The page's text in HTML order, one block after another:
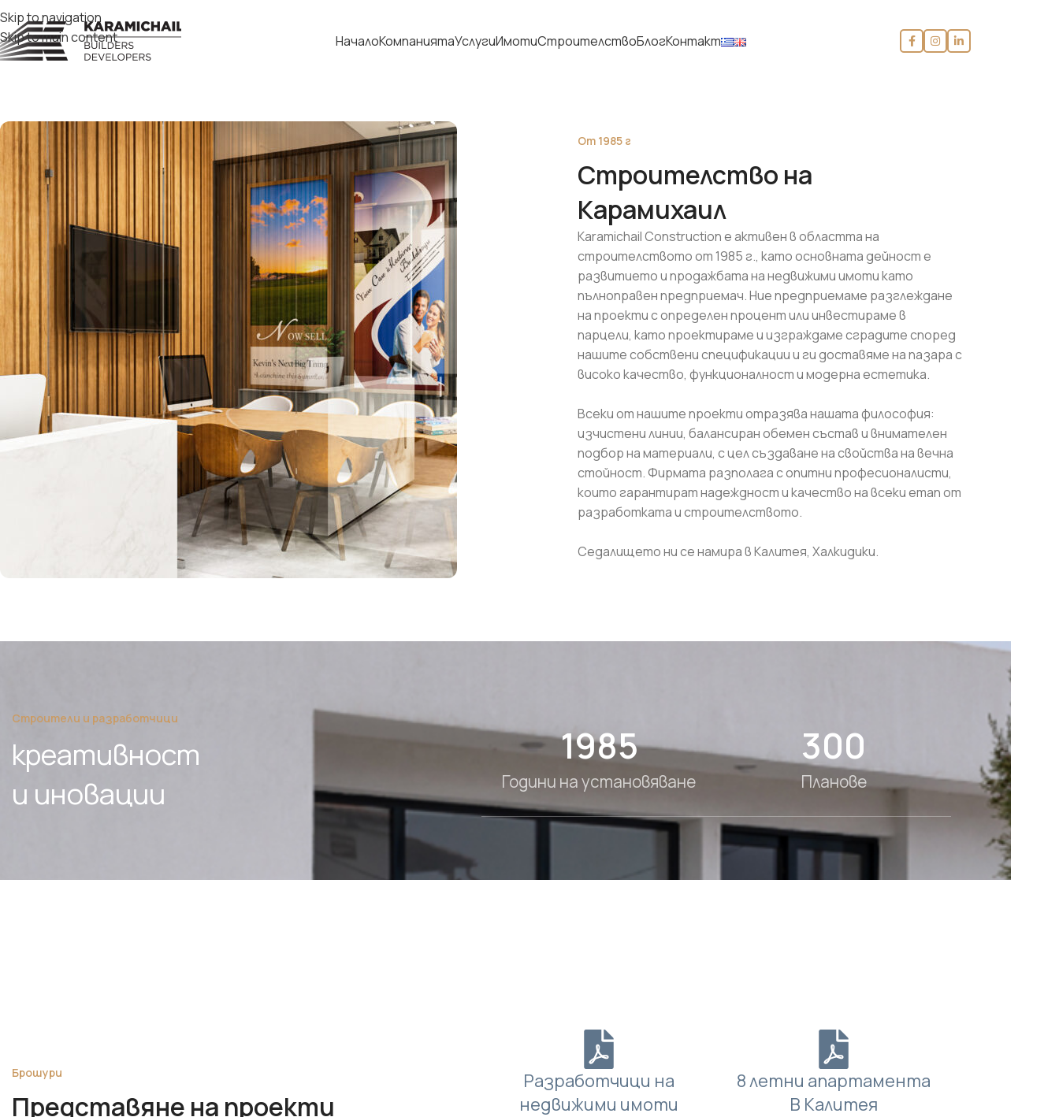
Skip to navigation
Skip to main content
НачалоКомпаниятаУслугиИмотиСтроителствоБлогКонтакт
От 1985 г
Строителство на
Карамихаил
Karamichail Construction е активен в областта на
строителството от 1985 г., като основната дейност е
развитието и продажбата на недвижими имоти като
пълноправен предприемач. Ние предприемаме разглеждане
на проекти с определен процент или инвестираме в
парцели, като проектираме и изграждаме сградите според
нашите собствени спецификации и ги доставяме на пазара с
високо качество, функционалност и модерна естетика.
Всеки от нашите проекти отразява нашата философия:
изчистени линии, балансиран обемен състав и внимателен
подбор на материали, с цел създаване на свойства на вечна
стойност. Фирмата разполага с опитни професионалисти,
които гарантират надеждност и качество на всеки етап от
разработката и строителството.
Седалището ни се намира в Калитея, Халкидики.
Строители и разработчици
креативност
и иновации
1985
Години на установяване
300
Планове
Брошури
Представяне на проекти
Разработчици на
недвижими имоти
8 летни апартамента
В Калитея